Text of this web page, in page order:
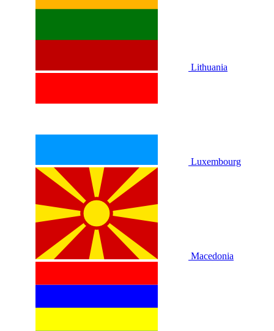
Lithuania
Luxembourg
Macedonia